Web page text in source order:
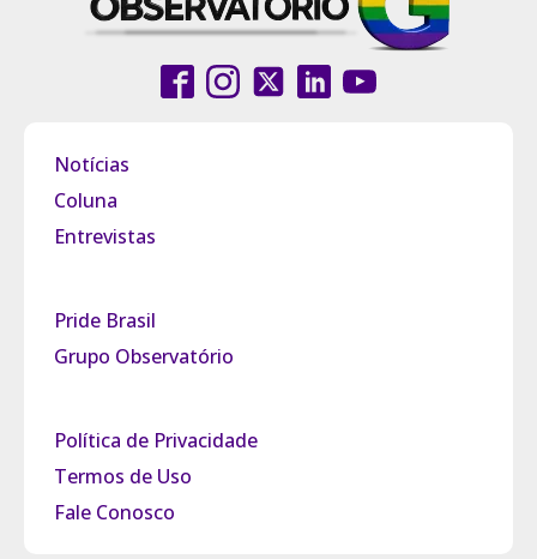
Notícias
Coluna
Entrevistas
Pride Brasil
Grupo Observatório
Política de Privacidade
Termos de Uso
Fale Conosco